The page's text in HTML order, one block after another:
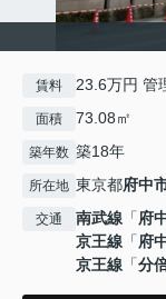
賃料 23.6万円 管
面積 73.08㎡
築年数 築18年
所在地 東京都府中
交通 南武線 「府
京王線 「府
京王線 「分